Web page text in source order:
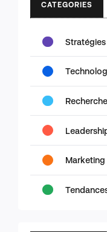
CATEGORIES